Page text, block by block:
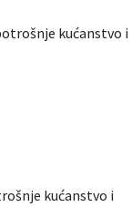
kućanstvo i
kućanstvo i